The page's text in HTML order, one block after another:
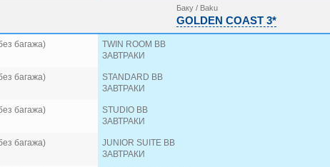
Баку / Baku
GOLDEN COAST 3*
багажа)
TWIN ROOM BB
ЗАВТРАКИ
багажа)
STANDARD BB
ЗАВТРАКИ
багажа)
STUDIO BB
ЗАВТРАКИ
багажа)
JUNIOR SUITE BB
ЗАВТРАКИ